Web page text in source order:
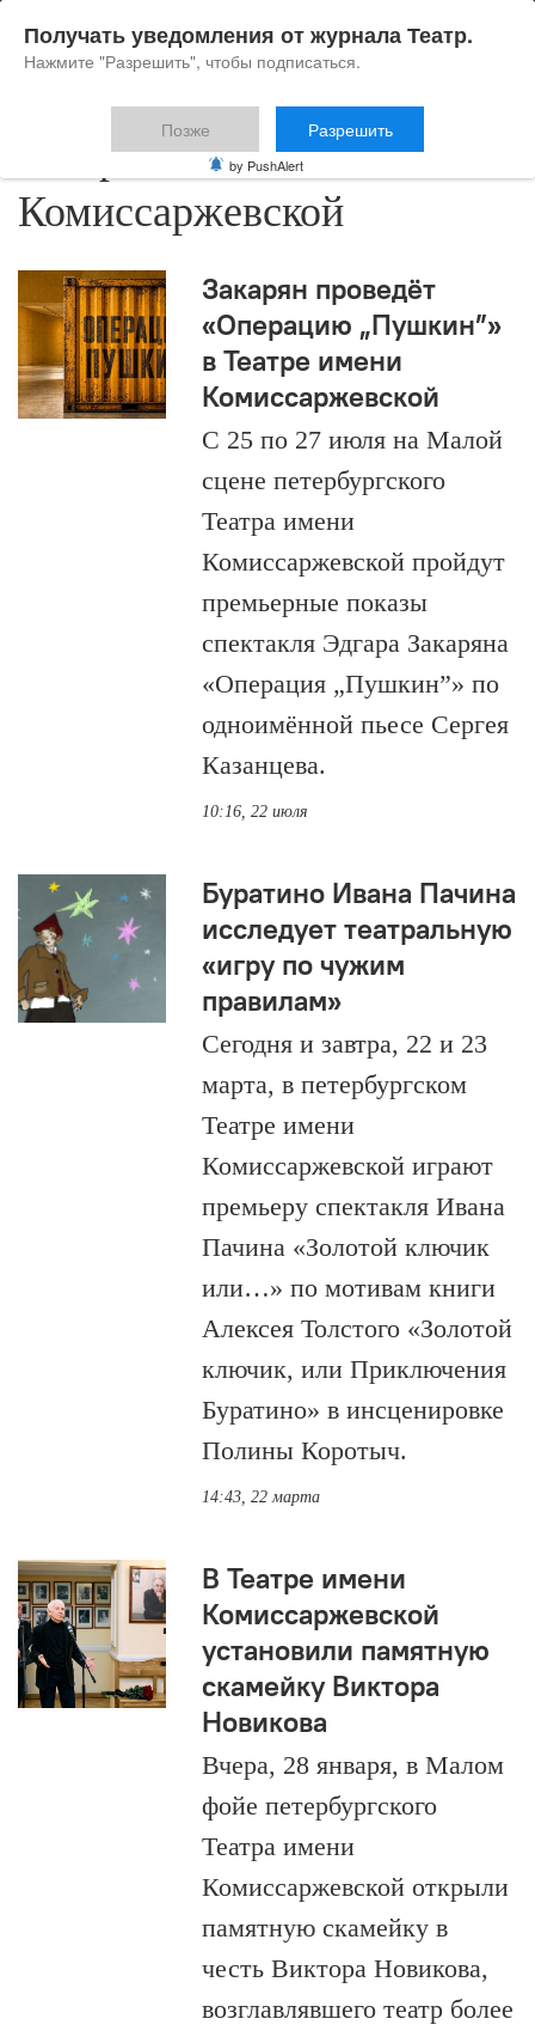
Театр имени
Комиссаржевской
Закарян проведёт
«Операцию „Пушкин”»
в Театре имени
Комиссаржевской
С 25 по 27 июля на Малой
сцене петербургского
Театра имени
Комиссаржевской пройдут
премьерные показы
спектакля Эдгара Закаряна
«Операция „Пушкин”» по
одноимённой пьесе Сергея
Казанцева.
10:16, 22 июля
Буратино Ивана Пачина
исследует театральную
«игру по чужим
правилам»
Сегодня и завтра, 22 и 23
марта, в петербургском
Театре имени
Комиссаржевской играют
премьеру спектакля Ивана
Пачина «Золотой ключик
или…» по мотивам книги
Алексея Толстого «Золотой
ключик, или Приключения
Буратино» в инсценировке
Полины Коротыч.
14:43, 22 марта
В Театре имени
Комиссаржевской
установили памятную
скамейку Виктора
Новикова
Вчера, 28 января, в Малом
фойе петербургского
Театра имени
Комиссаржевской открыли
памятную скамейку в
честь Виктора Новикова,
возглавлявшего театр более
Получать уведомления от журнала Театр.
Нажмите "Разрешить", чтобы подписаться.
Позже Разрешить
by PushAlert